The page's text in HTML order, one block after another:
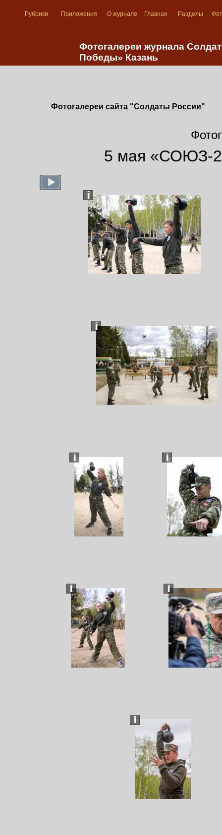
Рубрики Приложения О журнале Главная Разделы
Фотогалереи журнала
Победы» Казань
Фотогалереи сайта "Солдаты России"
5 мая «СОЮЗ-